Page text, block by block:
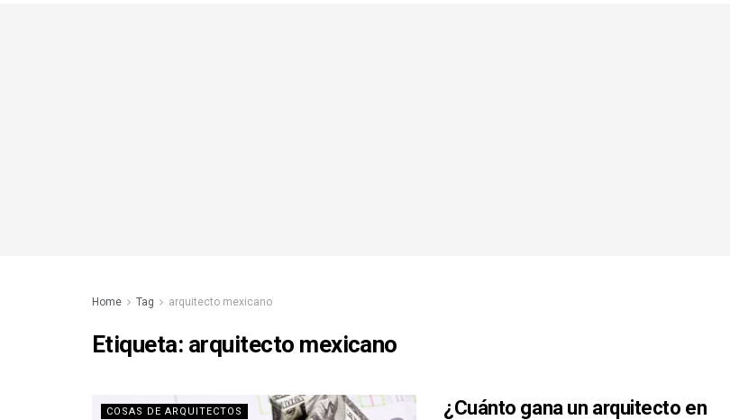
Home Tag arquitecto mexicano
Etiqueta: arquitecto mexicano
COSAS DE ARQUITECTOS
¿Cuánto gana un arquitecto en